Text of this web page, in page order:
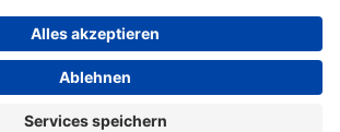
→ Datenschutz →
AGB →
Einstellungen
Widerruf →